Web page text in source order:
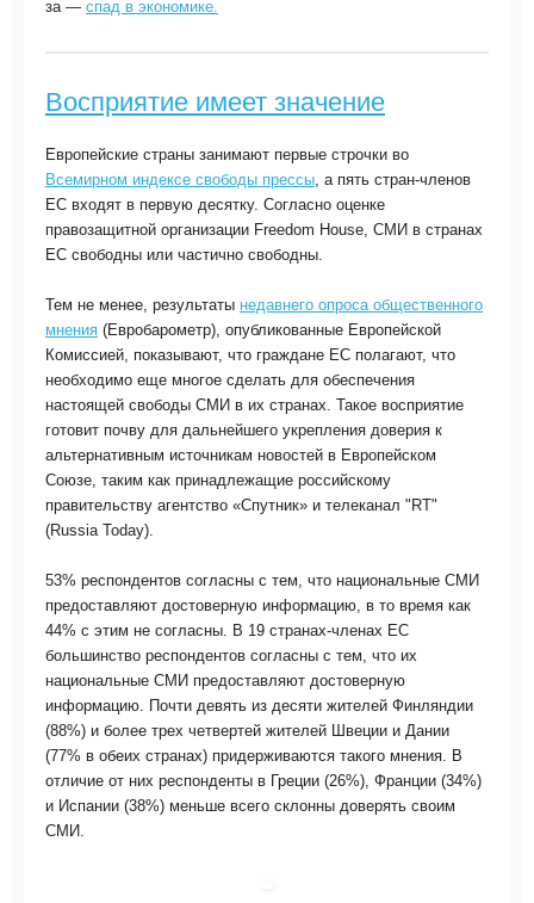
за — спад в экономике.
Восприятие имеет значение
Европейские страны занимают первые строчки во
Всемирном индексе свободы прессы , а пять стран-членов
ЕС входят в первую десятку. Согласно оценке
правозащитной организации Freedom House, СМИ в странах
ЕС свободны или частично свободны.
Тем не менее, результаты недавнего опроса общественного
мнения (Евробарометр), опубликованные Европейской
Комиссией, показывают, что граждане ЕС полагают, что
необходимо еще многое сделать для обеспечения
настоящей свободы СМИ в их странах. Такое восприятие
готовит почву для дальнейшего укрепления доверия к
альтернативным источникам новостей в Европейском
Союзе, таким как принадлежащие российскому
правительству агентство «Спутник» и телеканал "RТ"
(Russia Today).
53% респондентов согласны с тем, что национальные СМИ
предоставляют достоверную информацию, в то время как
44% с этим не согласны. В 19 странах-членах ЕС
большинство респондентов согласны с тем, что их
национальные СМИ предоставляют достоверную
информацию. Почти девять из десяти жителей Финляндии
(88%) и более трех четвертей жителей Швеции и Дании
(77% в обеих странах) придерживаются такого мнения. В
отличие от них респонденты в Греции (26%), Франции (34%)
и Испании (38%) меньше всего склонны доверять своим
СМИ.